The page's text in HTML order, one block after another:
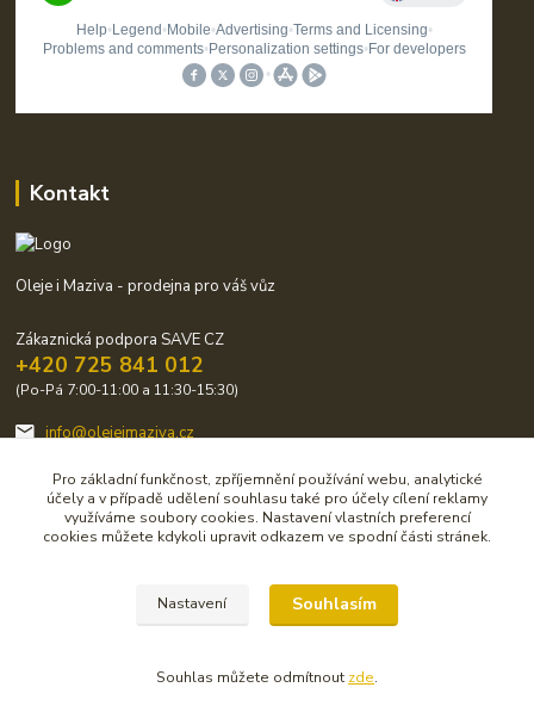
Kontakt
Oleje i Maziva - prodejna pro váš vůz
Zákaznická podpora SAVE CZ
+420 725 841 012
(Po-Pá 7:00-11:00 a 11:30-15:30)
info@olejeimaziva.cz
Upravit sběr cookies.
© Copirigrht 2019-2020 by SAVE CZ s.r.o.
Pro základní funkčnost, zpříjemnění používání webu, analytické
účely a v případě udělení souhlasu také pro účely cílení reklamy
využíváme soubory cookies. Nastavení vlastních preferencí
cookies můžete kdykoli upravit odkazem ve spodní části stránek.
Nastavení Souhlasím
Souhlas můžete odmítnout zde.